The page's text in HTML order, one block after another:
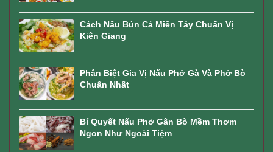
Cách Nấu Bún Cá Miền Tây Chuẩn Vị
Kiên Giang
Phân Biệt Gia Vị Nấu Phở Gà Và Phở Bò
Chuẩn Nhất
Bí Quyết Nấu Phở Gân Bò Mềm Thơm
Ngon Như Ngoài Tiệm